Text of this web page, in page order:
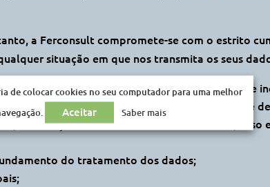
a Ferconsult compromete-se com o estrito
situação em que nos transmita os seus
recolha e tratamento de dados pessoais, o que
de tratamento a que os dados pessoais se
a indicação dos destinatários dos dados e, caso
do tratamento dos dados;
de colocar cookies no seu computador para uma melhor
Aceitar Saber mais